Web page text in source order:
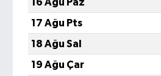
17 Ağu Pts
18 Ağu Sal
19 Ağu Çar